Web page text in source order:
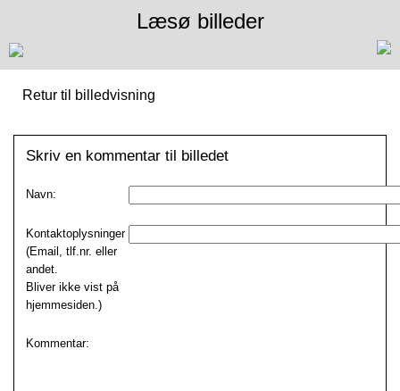
Læsø billeder
Retur til billedvisning
Skriv en kommentar til billedet
Navn:
Kontaktoplysninger
(Email, tlf.nr. eller
andet.
Bliver ikke vist på
hjemmesiden.)
Kommentar: